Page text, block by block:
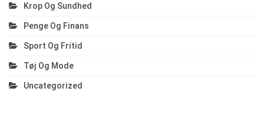
Krop Og Sundhed
Penge Og Finans
Sport Og Fritid
Tøj Og Mode
Uncategorized